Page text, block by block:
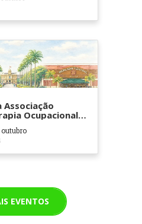
Associação
Ocupacional
e
- ATOHOSP
EVENTOS